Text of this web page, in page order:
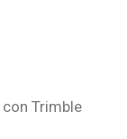
con Trimble